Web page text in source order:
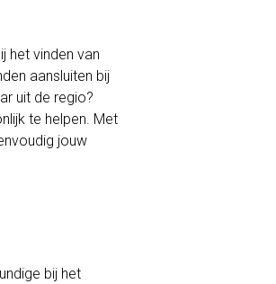
het vinden van
aansluiten bij
uit de regio?
te helpen. Met
jouw
bij het